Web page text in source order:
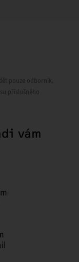
pouze odborník,
příslušného
vám